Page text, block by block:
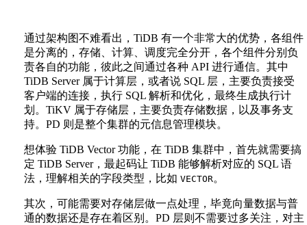
通过架构图不难看出，TiDB 有一个非常大的优势，各组件
是分离的，存储、计算、调度完全分开，各个组件分别负
责各自的功能，彼此之间通过各种 API 进行通信。其中
TiDB Server 属于计算层，或者说 SQL 层，主要负责接受
客户端的连接，执行 SQL 解析和优化，最终生成执行计
划。TiKV 属于存储层，主要负责存储数据，以及事务支
持。PD 则是整个集群的元信息管理模块。
想体验 TiDB Vector 功能，在 TiDB 集群中，首先就需要搞
定 TiDB Server，最起码让 TiDB 能够解析对应的 SQL 语
法，理解相关的字段类型，比如 VECTOR。
其次，可能需要对存储层做一点处理，毕竟向量数据与普
通的数据还是存在着区别。PD 层则不需要过多关注，对主